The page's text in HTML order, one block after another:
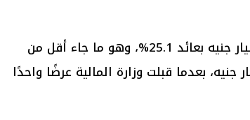
وحقق الطرح السابق نحو 13.46 مليار جنيه بعائد 25.1%، وهو ما جاء أقل من
المالية عرضًا واحدًا